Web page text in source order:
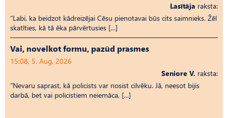
Lasītāja raksta:
“Labi, ka beidzot kādreizējai Cēsu pienotavai būs cits saimnieks. Žēl
skatīties, kā tā ēka pārvērtusies […]
Vai, novelkot formu, pazūd prasmes
15:08, 5. Aug, 2026
Seniore V. raksta:
“Nevaru saprast, kā policists var nosist cilvēku. Jā, neesot bijis
darbā, bet vai policistiem neiemāca, […]